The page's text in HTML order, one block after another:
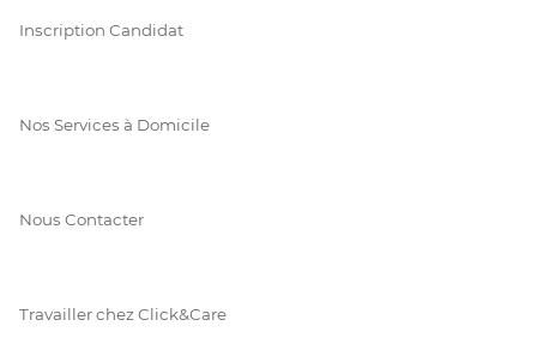
Inscription Candidat
Nos Services à Domicile
Nous Contacter
Travailler chez Click&Care